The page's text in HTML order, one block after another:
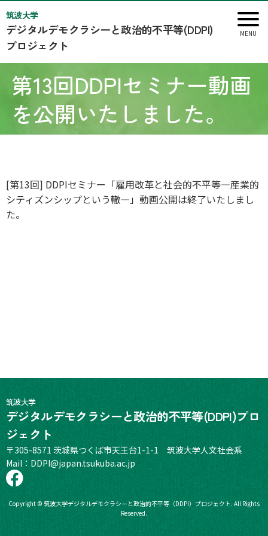
筑波大学
デジタルデモクラシーと政治的不平等(DDPI)
プロジェクト
第13回DDPIセミナー動画
を公開いたしました。
[第13回] DDPIセミナー「雇用改革と社会的不平等―産業的
シティズンシップという轍― 」動画公開は終了いたしまし
た。
筑波大学
デジタルデモクラシーと政治的不平等(DDPI)プロ
ジェクト
〒305-8571 茨城県つくば市天王台1-1-1 筑波大学人文社会系
Mail： DDPI@japan.tsukuba.ac.jp
Copyright © 筑波大学デジタルデモクラシーと政治的不平等（DDPI）プロジェクト. All Rights
Reserved.